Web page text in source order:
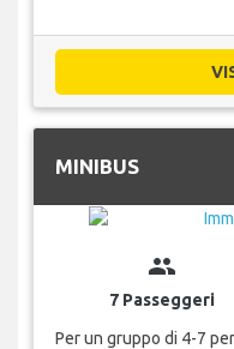
MINIBUS
group
7 Passeggeri
Per un gruppo di 4-7